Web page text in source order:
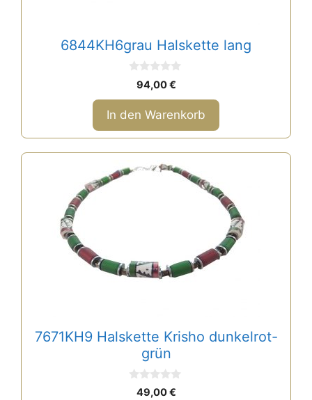
6844KH6grau Halskette lang
o
5
94,00€
In den Warenkorb
7671KH9 Halskette Krisho dunkelrot-
grün
49,00€